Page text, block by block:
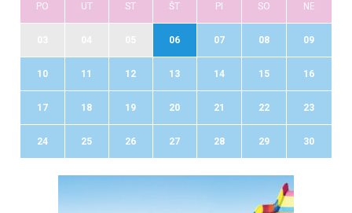
PO UT ST ŠT PI SO NE
06 07 08 09
10 11 12 13 14 15 16
17 18 19 20 21 22 23
24 25 26 27 28 29 30